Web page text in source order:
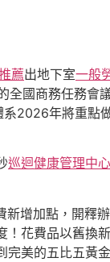
薦出地下室一般
全國商務任務會
系2026年將重點
巡迴健康管理中心
新增加點，開釋
！花費品以舊換
完美的五比五黃